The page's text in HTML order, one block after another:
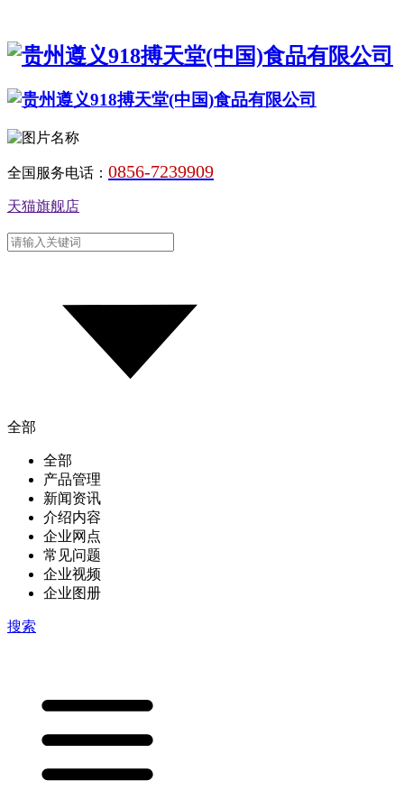
全国服务电话： 0856-7239909
天猫旗舰店
全部
全部
产品管理
新闻资讯
介绍内容
企业网点
常见问题
企业视频
企业图册
搜索